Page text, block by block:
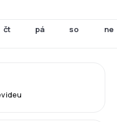
čt pá so ne